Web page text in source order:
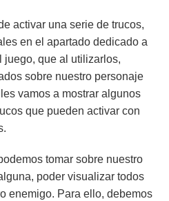
activar una serie de trucos,
en el apartado dedicado a
juego, que al utilizarlos,
sobre nuestro personaje
vamos a mostrar algunos
que pueden activar con
tomar sobre nuestro
poder visualizar todos
enemigo. Para ello, debemos